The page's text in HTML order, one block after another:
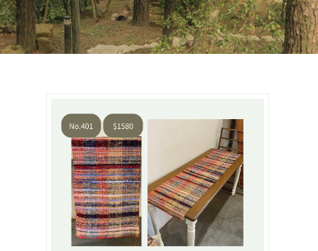
古物道具
居家修繕道具材料